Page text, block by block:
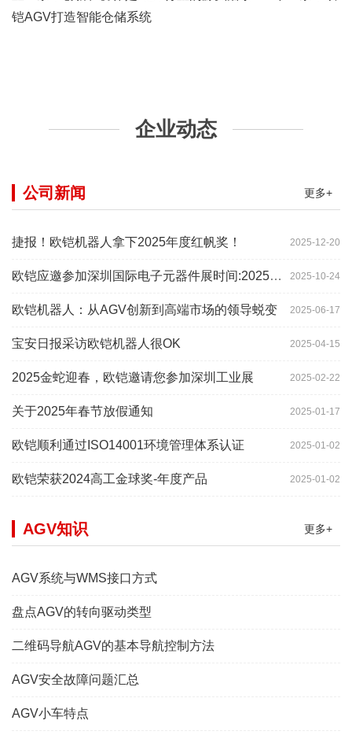
铠AGV打造智能仓储系统
企业动态
更多+
公司新闻
2025-12-20
捷报！欧铠机器人拿下2025年度红帆奖！
2025-10-24
欧铠应邀参加深圳国际电子元器件展时间:2025年10月28-
2025-06-17
欧铠机器人：从AGV创新到高端市场的领导蜕变
2025-04-15
宝安日报采访欧铠机器人很OK
2025-02-22
2025金蛇迎春，欧铠邀请您参加深圳工业展
2025-01-17
关于2025年春节放假通知
2025-01-02
欧铠顺利通过ISO14001环境管理体系认证
2025-01-02
欧铠荣获2024高工金球奖-年度产品
更多+
AGV知识
AGV系统与WMS接口方式
盘点AGV的转向驱动类型
二维码导航AGV的基本导航控制方法
AGV安全故障问题汇总
AGV小车特点